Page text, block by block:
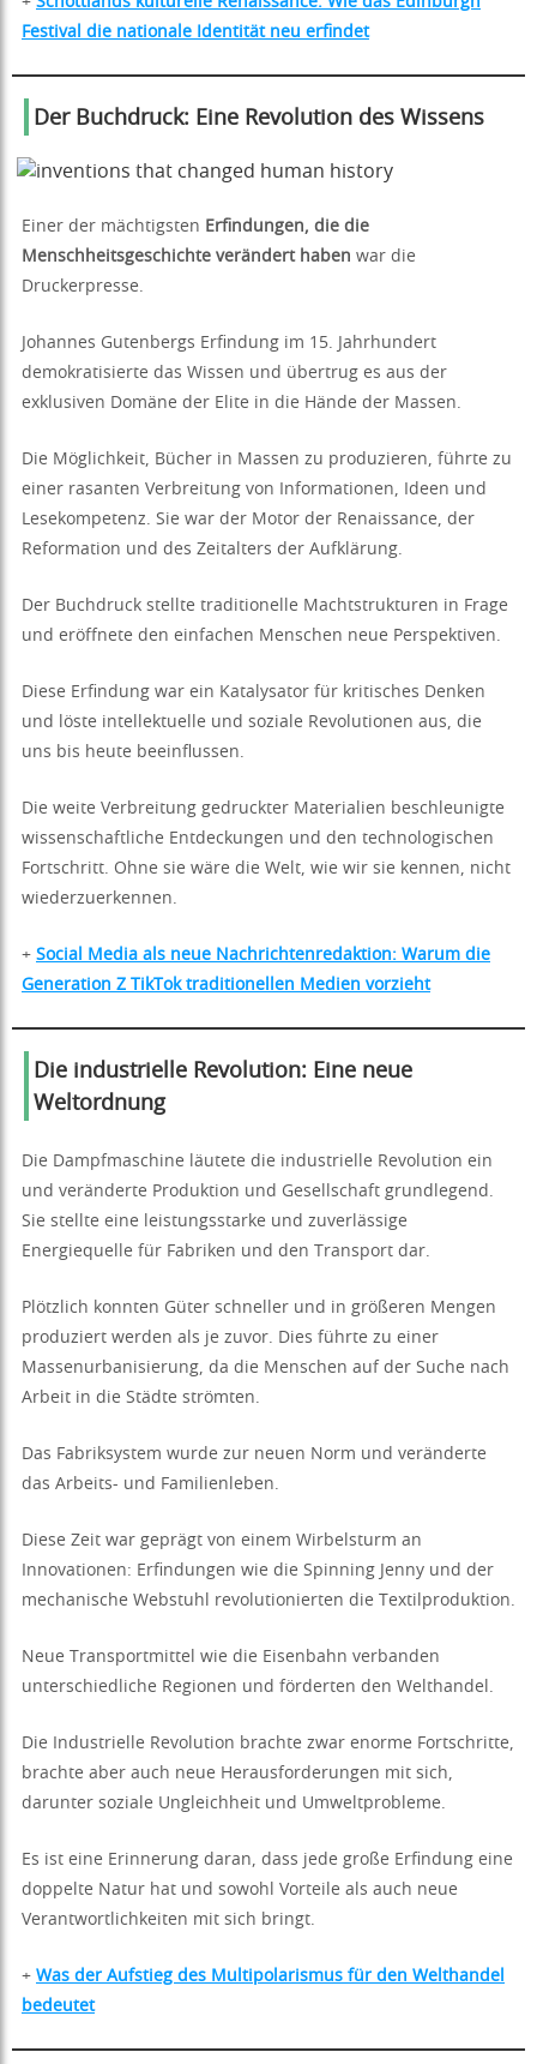
Festival die nationale Identität neu erfindet
Der Buchdruck: Eine Revolution des Wissens
Einer der mächtigsten Erfindungen, die die
Menschheitsgeschichte verändert haben war die
Druckerpresse.
Johannes Gutenbergs Erfindung im 15. Jahrhundert
demokratisierte das Wissen und übertrug es aus der
exklusiven Domäne der Elite in die Hände der Massen.
Die Möglichkeit, Bücher in Massen zu produzieren, führte zu
einer rasanten Verbreitung von Informationen, Ideen und
Lesekompetenz. Sie war der Motor der Renaissance, der
Reformation und des Zeitalters der Aufklärung.
Der Buchdruck stellte traditionelle Machtstrukturen in Frage
und eröffnete den einfachen Menschen neue Perspektiven.
Diese Erfindung war ein Katalysator für kritisches Denken
und löste intellektuelle und soziale Revolutionen aus, die
uns bis heute beeinflussen.
Die weite Verbreitung gedruckter Materialien beschleunigte
wissenschaftliche Entdeckungen und den technologischen
Fortschritt. Ohne sie wäre die Welt, wie wir sie kennen, nicht
wiederzuerkennen.
+ Social Media als neue Nachrichtenredaktion: Warum die
Generation Z TikTok traditionellen Medien vorzieht
Die industrielle Revolution: Eine neue
Weltordnung
Die Dampfmaschine läutete die industrielle Revolution ein
und veränderte Produktion und Gesellschaft grundlegend.
Sie stellte eine leistungsstarke und zuverlässige
Energiequelle für Fabriken und den Transport dar.
Plötzlich konnten Güter schneller und in größeren Mengen
produziert werden als je zuvor. Dies führte zu einer
Massenurbanisierung, da die Menschen auf der Suche nach
Arbeit in die Städte strömten.
Das Fabriksystem wurde zur neuen Norm und veränderte
das Arbeits- und Familienleben.
Diese Zeit war geprägt von einem Wirbelsturm an
Innovationen: Erfindungen wie die Spinning Jenny und der
mechanische Webstuhl revolutionierten die Textilproduktion.
Neue Transportmittel wie die Eisenbahn verbanden
unterschiedliche Regionen und förderten den Welthandel.
Die Industrielle Revolution brachte zwar enorme Fortschritte,
brachte aber auch neue Herausforderungen mit sich,
darunter soziale Ungleichheit und Umweltprobleme.
Es ist eine Erinnerung daran, dass jede große Erfindung eine
doppelte Natur hat und sowohl Vorteile als auch neue
Verantwortlichkeiten mit sich bringt.
+ Was der Aufstieg des Multipolarismus für den Welthandel
bedeutet